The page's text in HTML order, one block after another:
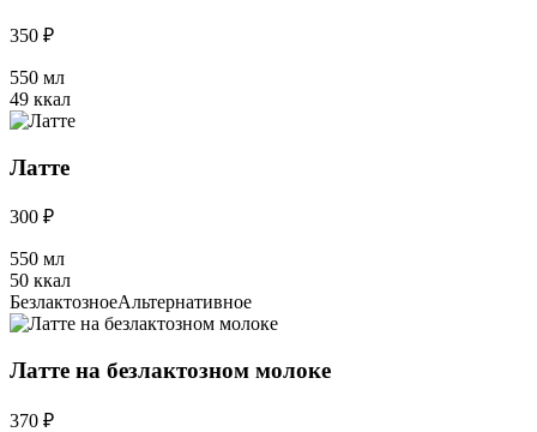
350 ₽
550 мл
49 ккал
Латте
300 ₽
550 мл
50 ккал
БезлактозноеАльтернативное
Латте на безлактозном молоке
370 ₽